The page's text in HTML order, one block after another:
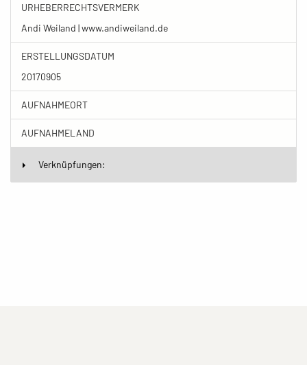
URHEBERRECHTSVERMERK
Andi Weiland | www.andiweiland.de
ERSTELLUNGSDATUM
20170905
AUFNAHMEORT
AUFNAHMELAND
Verknüpfungen: